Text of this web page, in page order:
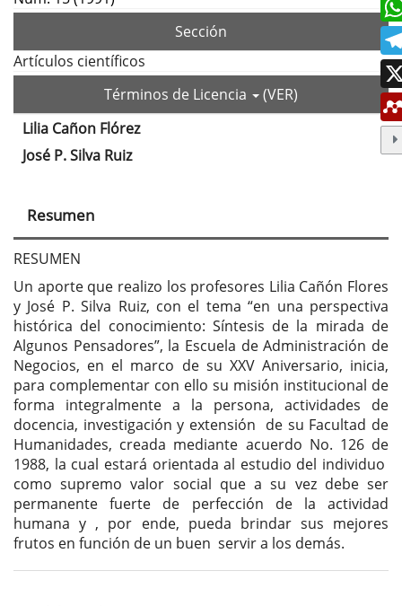
Sección
Artículos científicos
Términos de Licencia
(VER)
Contenido
del
artículo
Lilia Cañon Flórez
José P. Silva Ruiz
Resumen
RESUMEN
Un aporte que realizo los profesores Lilia Cañón Flores
y José P. Silva Ruiz, con el tema “en una perspectiva
histórica del conocimiento: Síntesis de la mirada de
Algunos Pensadores”, la Escuela de Administración de
Negocios, en el marco de su XXV Aniversario, inicia,
para complementar con ello su misión institucional de
forma integralmente a la persona, actividades de
docencia, investigación y extensión de su Facultad de
Humanidades, creada mediante acuerdo No. 126 de
1988, la cual estará orientada al estudio del individuo
como supremo valor social que a su vez debe ser
permanente fuerte de perfección de la actividad
humana y , por ende, pueda brindar sus mejores
frutos en función de un buen servir a los demás.